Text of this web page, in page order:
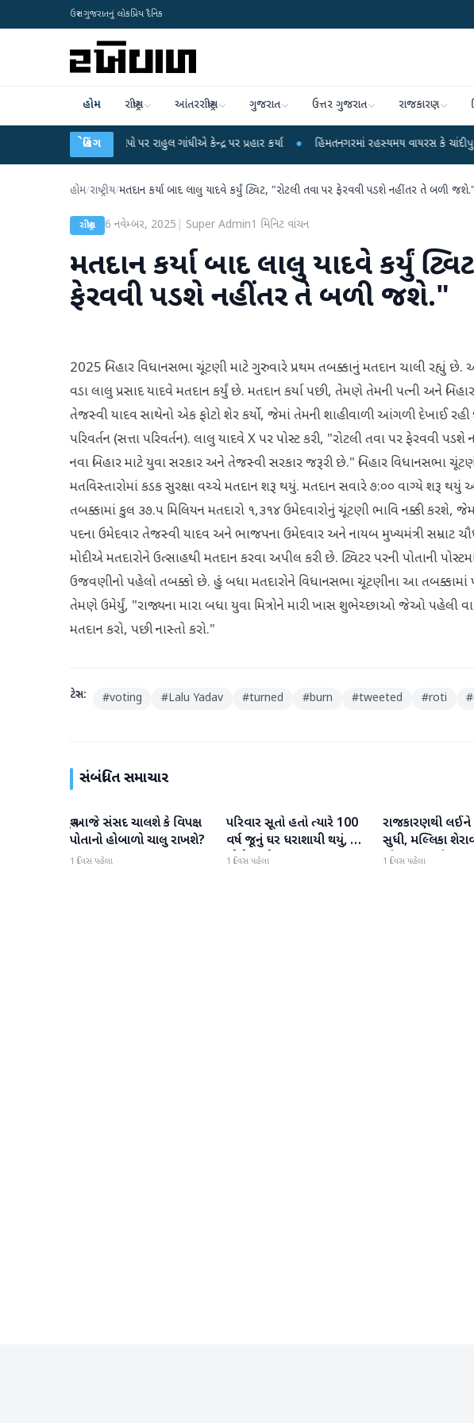
ઉત્તર ગુજરાતનું લોકપ્રિય દૈનિક
હોમ રાષ્ટ્રીય આંતરરાષ્ટ્રીય ગુજરાત ઉત્તર ગુજરાત રાજકારણ
બ્રેકિંગ
લીકના આરોપો પર રાહુલ ગાંધીએ કેન્દ્ર પર પ્રહાર કર્યા ● હિંમતનગરમાં રહસ્યમય વાયરસ કે ચાંદીપુરા? 6 બાળકોના
હોમ/રાષ્ટ્રીય/મતદાન કર્યા બાદ લાલુ યાદવે કર્યું ટ્વિટ, "રોટલી તવા પર ફેરવવી પડશે નહીંતર તે બળી જશે."
રાષ્ટ્રીય 6 નવેમ્બર, 2025 Super Admin1 મિનિટ વાંચન
મતદાન કર્યા બાદ લાલુ યાદવે કર્યું
ફેરવવી પડશે નહીંતર તે બળી જશે."
2025 બિહાર વિધાનસભા ચૂંટણી માટે ગુરુવારે પ્રથમ તબક્કાનું મતદાન ચાલી રહ્યું છે.
વડા લાલુ પ્રસાદ યાદવે મતદાન કર્યું છે. મતદાન કર્યા પછી, તેમણે તેમની પત્ની અને
તેજસ્વી યાદવ સાથેનો એક ફોટો શેર કર્યો, જેમાં તેમની શાહીવાળી આંગળી દેખાઈ
પરિવર્તન (સત્તા પરિવર્તન). લાલુ યાદવે X પર પોસ્ટ કરી, "રોટલી તવા પર ફેરવવી
નવા બિહાર માટે યુવા સરકાર અને તેજસ્વી સરકાર જરૂરી છે." બિહાર વિધાનસભા
મતવિસ્તારોમાં કડક સુરક્ષા વચ્ચે મતદાન શરૂ થયું. મતદાન સવારે ૭:૦૦ વાગ્યે શરૂ
તબક્કામાં કુલ ૩૭.૫ મિલિયન મતદારો ૧,૩૧૪ ઉમેદવારોનું ચૂંટણી ભાવિ નક્કી કરશે,
પદના ઉમેદવાર તેજસ્વી યાદવ અને ભાજપના ઉમેદવાર અને નાયબ મુખ્યમંત્રી સમ્રાટ
મોદીએ મતદારોને ઉત્સાહથી મતદાન કરવા અપીલ કરી છે. ટ્વિટર પરની પોતાની
ઉજવણીનો પહેલો તબક્કો છે. હું બધા મતદારોને વિધાનસભા ચૂંટણીના આ તબક્કામાં
તેમણે ઉમેર્યું, "રાજ્યના મારા બધા યુવા મિત્રોને મારી ખાસ શુભેચ્છાઓ જેઓ પહેલી
મતદાન કરો, પછી નાસ્તો કરો."
ટેગ્સ: #voting #Lalu Yadav #turned #burn #tweeted #roti #
સંબંધિત સમાચાર
રાષ્ટ્રીય
શું આજે સંસદ ચાલશે કે વિપક્ષ
પોતાનો હોબાળો ચાલુ રાખશે?
1 દિવસ પહેલા
રાષ્ટ્રીય
પરિવાર સૂતો હતો ત્યારે 100
વર્ષ જૂનું ઘર ધરાશાયી થયું, છ
લોકોના મોત
1 દિવસ પહેલા
રાષ્ટ્રીય
રાજકારણથી લઈને
સુધી, મલ્લિકા
જોવા મળ્યા તેજ
1 દિવસ પહેલા